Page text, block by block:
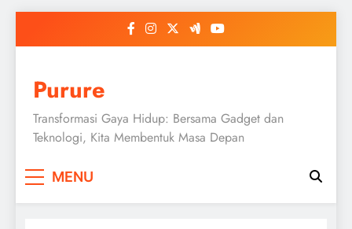
Purure
Transformasi Gaya Hidup: Bersama Gadget dan
Teknologi, Kita Membentuk Masa Depan
MENU